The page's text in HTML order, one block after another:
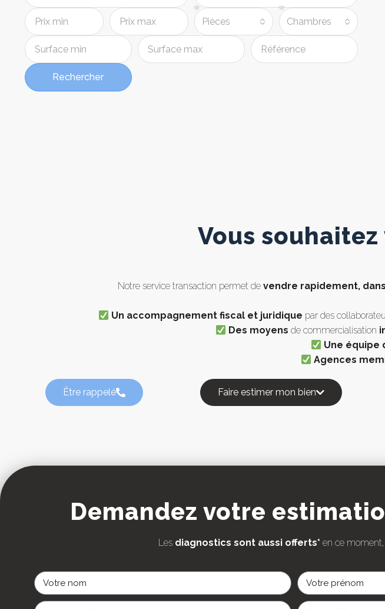
Pièces Chambres
Rechercher
Vous souhaitez
Notre service transaction permet de vendre rapidement,
Un accompagnement fiscal et juridique par des
Des moyens de commercialisation
Une équipe
Agences
Être rappelé Faire estimer mon bien
Demandez votre
Les diagnostics sont aussi offerts* en ce